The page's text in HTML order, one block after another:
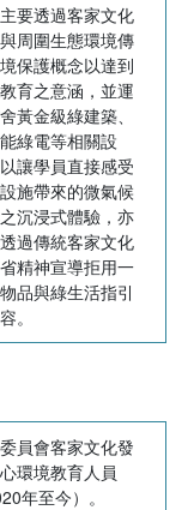
要透過客家文化
周圍生態環境傳
保護概念以達到
育之意涵，並運
黃金級綠建築、
綠電等相關設
讓學員直接感受
施帶來的微氣候
沉浸式體驗，亦
過傳統客家文化
精神宣導拒用一
品與綠生活指引
。
員會客家文化發
環境教育人員
年至今）。